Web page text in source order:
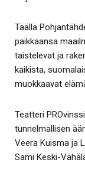
Täällä
paikkaansa
taistelevat ja
kaikista,
muokkaavat
Teatteri
tunnelmallisen
Veera Kuisma ja
Sami Keski-